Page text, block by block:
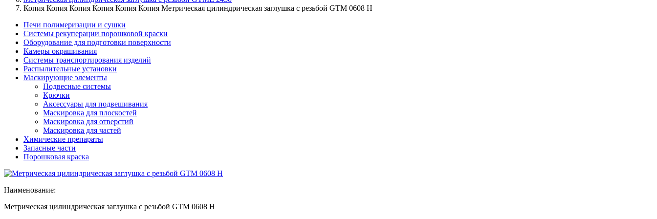
Копия Копия Копия Копия Копия Копия Метрическая цилиндрическая заглушка с резьбой GTM 0608 H
Печи полимеризации и сушки
Системы рекуперации порошковой краски
Оборудование для подготовки поверхности
Камеры окрашивания
Системы транспортирования изделий
Распылительные установки
Маскирующие элементы
Подвесные системы
Крючки
Аксессуары для подвешивания
Маскировка для плоскостей
Маскировка для отверстий
Маскировка для частей
Химические препараты
Запасные части
Порошковая краска
Наименование:
Метрическая цилиндрическая заглушка с резьбой GTM 0608 Н